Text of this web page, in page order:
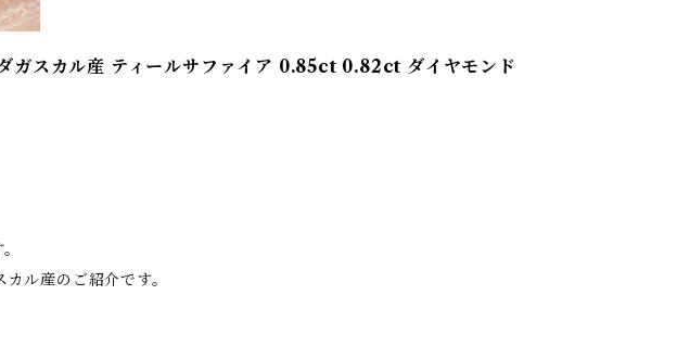
ガスカル産 ティールサファイア 0.85ct 0.82ct ダイヤモンド
ル産のご紹介です。